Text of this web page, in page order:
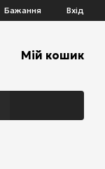
Бажання Вхід
Мій кошик